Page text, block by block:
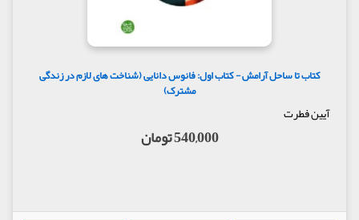
کتاب تا ساحل آرامش - کتاب اول: فانوس دانایی (شناخت های لازم در زندگی
مشترک)
آیین فطرت
540,000 تومان